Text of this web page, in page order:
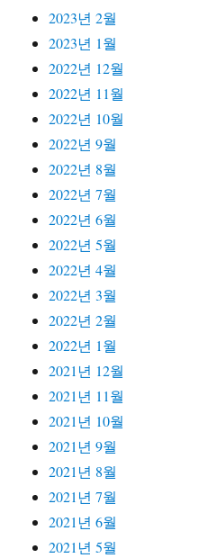
2023년 2월
2023년 1월
2022년 12월
2022년 11월
2022년 10월
2022년 9월
2022년 8월
2022년 7월
2022년 6월
2022년 5월
2022년 4월
2022년 3월
2022년 2월
2022년 1월
2021년 12월
2021년 11월
2021년 10월
2021년 9월
2021년 8월
2021년 7월
2021년 6월
2021년 5월